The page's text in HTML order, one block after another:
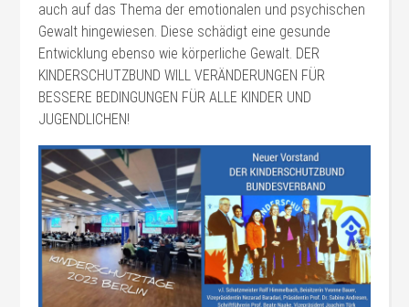
auch auf das Thema der emotionalen und psychischen
Gewalt hingewiesen. Diese schädigt eine gesunde
Entwicklung ebenso wie körperliche Gewalt. DER
KINDERSCHUTZBUND WILL VERÄNDERUNGEN FÜR
BESSERE BEDINGUNGEN FÜR ALLE KINDER UND
JUGENDLICHEN!